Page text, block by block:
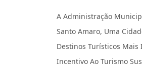
A Administração
Santo Amaro, Uma
Destinos Turísticos Mais
Incentivo Ao Turismo